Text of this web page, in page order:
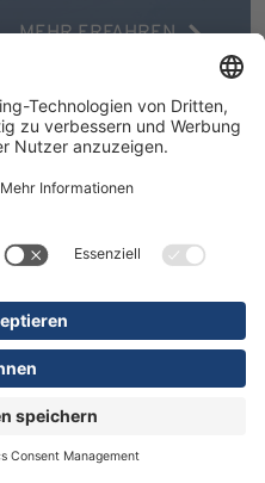
MEHR ERFAHREN
Orthopädie